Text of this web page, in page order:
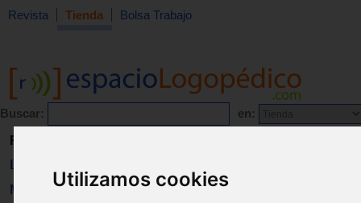
Utilizamos cookies
Revista Tienda Bolsa Trabajo
Buscar: en:
Revista
Libros
Material